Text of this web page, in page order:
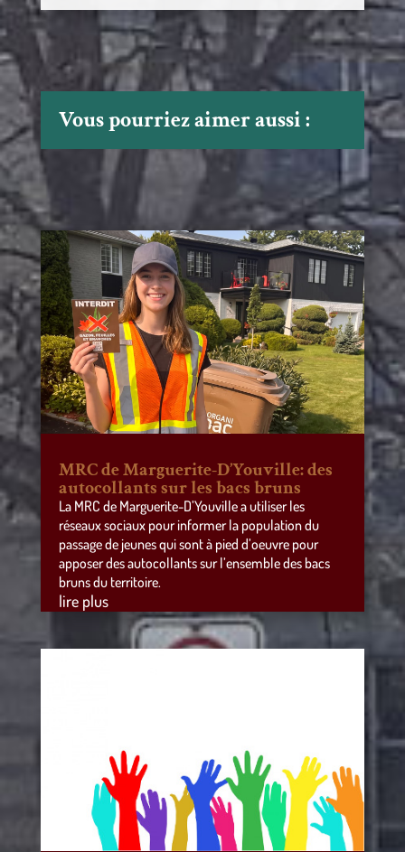
Vous pourriez aimer aussi :
MRC de Marguerite-D’Youville: des
autocollants sur les bacs bruns
La MRC de Marguerite-D’Youville a utiliser les
réseaux sociaux pour informer la population du
passage de jeunes qui sont à pied d’oeuvre pour
apposer des autocollants sur l’ensemble des bacs
bruns du territoire.
lire plus